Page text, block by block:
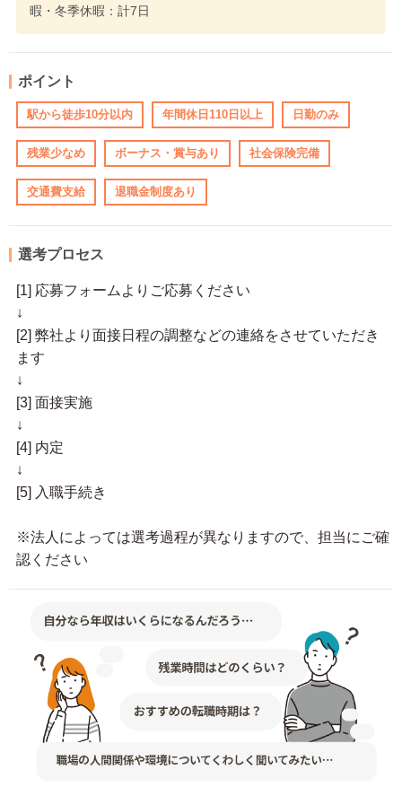
暇・冬季休暇：計7日
ポイント
駅から徒歩10分以内 年間休日110日以上 日勤のみ
残業少なめ ボーナス・賞与あり 社会保険完備
交通費支給 退職金制度あり
選考プロセス
[1] 応募フォームよりご応募ください
↓
[2] 弊社より面接日程の調整などの連絡をさせていただき
ます
↓
[3] 面接実施
↓
[4] 内定
↓
[5] 入職手続き
※法人によっては選考過程が異なりますので、担当にご確
認ください